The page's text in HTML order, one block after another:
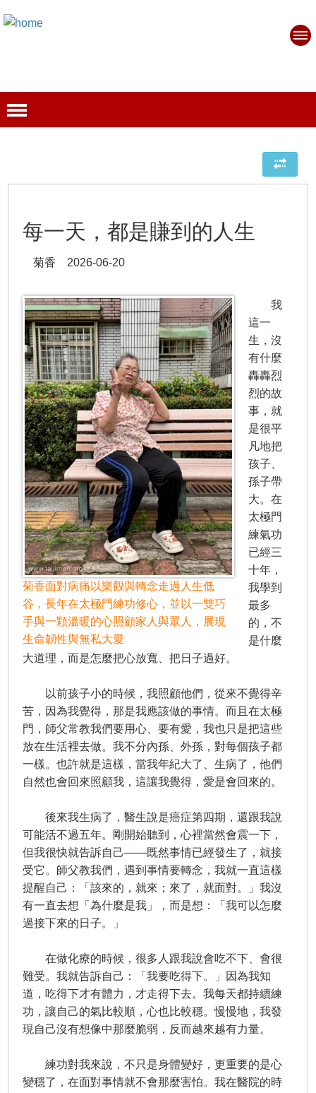
每一天，都是賺到的人生
菊香 2026-06-20
菊香面對病痛以樂觀與轉念走過人生低
谷，長年在太極門練功修心，並以一雙巧
手與一顆溫暖的心照顧家人與眾人，展現
生命韌性與無私大愛
我
這一
生，沒
有什麼
轟轟烈
烈的故
事，就
是很平
凡地把
孩子、
孫子帶
大。在
太極門
練氣功
已經三
十年，
我學到
最多
的，不
是什麼
大道理，而是怎麼把心放寬、把日子過好。
以前孩子小的時候，我照顧他們，從來不覺得辛
苦，因為我覺得，那是我應該做的事情。而且在太極
門，師父常教我們要用心、要有愛，我也只是把這些
放在生活裡去做。我不分內孫、外孫，對每個孩子都
一樣。也許就是這樣，當我年紀大了、生病了，他們
自然也會回來照顧我，這讓我覺得，愛是會回來的。
後來我生病了，醫生說是癌症第四期，還跟我說
可能活不過五年。剛開始聽到，心裡當然會震一下，
但我很快就告訴自己——既然事情已經發生了，就接
受它。師父教我們，遇到事情要轉念，我就一直這樣
提醒自己：「該來的，就來；來了，就面對。」我沒
有一直去想「為什麼是我」，而是想：「我可以怎麼
過接下來的日子。」
在做化療的時候，很多人跟我說會吃不下、會很
難受。我就告訴自己：「我要吃得下。」因為我知
道，吃得下才有體力，才走得下去。我每天都持續練
功，讓自己的氣比較順，心也比較穩。慢慢地，我發
現自己沒有想像中那麼脆弱，反而越來越有力量。
練功對我來說，不只是身體變好，更重要的是心
變穩了，在面對事情就不會那麼害怕。我在醫院的時